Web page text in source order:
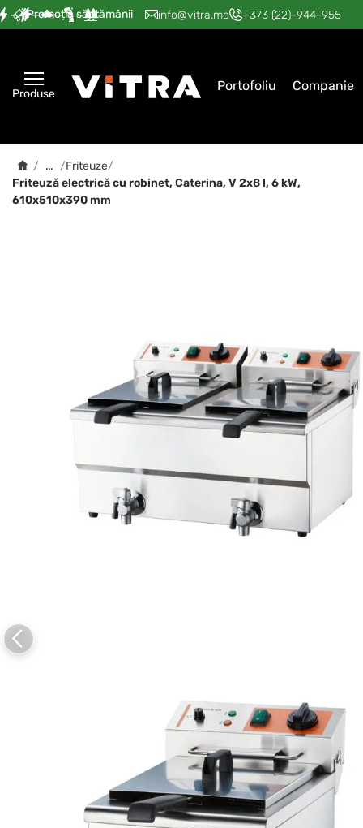
Promoția săptămânii
— — — — — info@vitra.md +373 (22)-944-955
Produse Portofoliu Companie
/ … /Friteuze/
Friteuză electrică cu robinet, Caterina, V 2x8 l, 6 kW,
610x510x390 mm